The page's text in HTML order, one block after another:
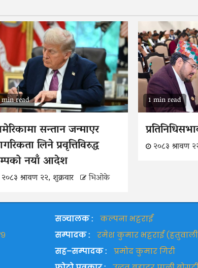
read
सन्तान जन्माएर
लिने प्रवृत्तिविरुद्ध
नयाँ आदेश
श्रावण २२, शुक्रवार भिओके
1 min read
२०८३ श्रावण
सञ्चालक :
कल्पना भट्टराई
सम्पादक :
रमेश कुमार भट्टराई
सह–सम्पादक :
प्रमोद कुमार गिरी